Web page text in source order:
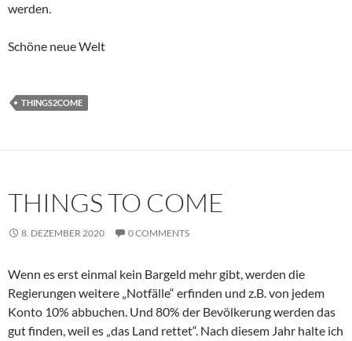
werden.
Schöne neue Welt
THINGS2COME
THINGS TO COME
8. DEZEMBER 2020 0 COMMENTS
Wenn es erst einmal kein Bargeld mehr gibt, werden die
Regierungen weitere „Notfälle“ erfinden und z.B. von jedem
Konto 10% abbuchen. Und 80% der Bevölkerung werden das
gut finden, weil es „das Land rettet“. Nach diesem Jahr halte ich